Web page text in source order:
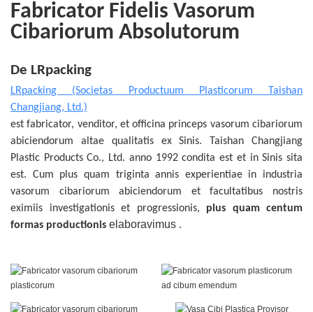
Fabricator Fidelis Vasorum
Cibariorum Absolutorum
De LRpacking
LRpacking (Societas Productuum Plasticorum Taishan
Changjiang, Ltd.)
est fabricator, venditor, et officina princeps vasorum cibariorum
abiciendorum altae qualitatis ex Sinis. Taishan Changjiang
Plastic Products Co., Ltd. anno 1992 condita est et in Sinis sita
est. Cum plus quam triginta annis experientiae in industria
vasorum cibariorum abiciendorum et facultatibus nostris
eximiis investigationis et progressionis,
plus quam centum
formas productionis elaboravimus .